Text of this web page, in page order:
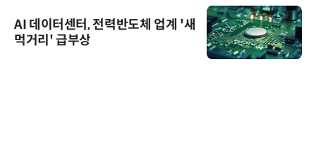
AI 데이터센터, 전력반도체 업계 '새
먹거리' 급부상